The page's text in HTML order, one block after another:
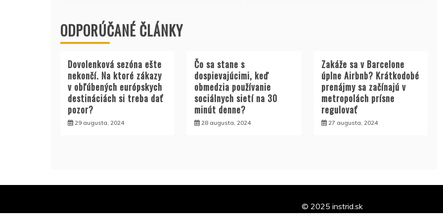
ODPORÚČANÉ ČLÁNKY
Dovolenková sezóna ešte
nekončí. Na ktoré zákazy
v obľúbených európskych
destináciách si treba dať
pozor?
29 augusta, 2024
Čo sa stane s
dospievajúcimi, keď
obmedzia používanie
sociálnych sietí na 30
minút denne?
28 augusta, 2024
Zakáže sa v Barcelone
úplne Airbnb? Krátkodobé
prenájmy sa začínajú v
metropolách prísne
regulovať
27 augusta, 2024
© 2025 instrid.sk